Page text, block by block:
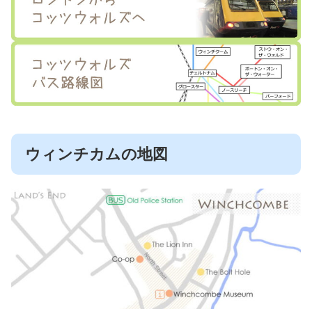
ウィンチカムの地図